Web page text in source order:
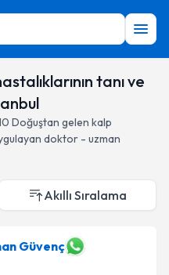
tanı ve
Doğuştan gelen kalp
doktor - uzman
Akıllı Sıralama
Güvenç